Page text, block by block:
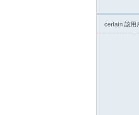
certain 該用